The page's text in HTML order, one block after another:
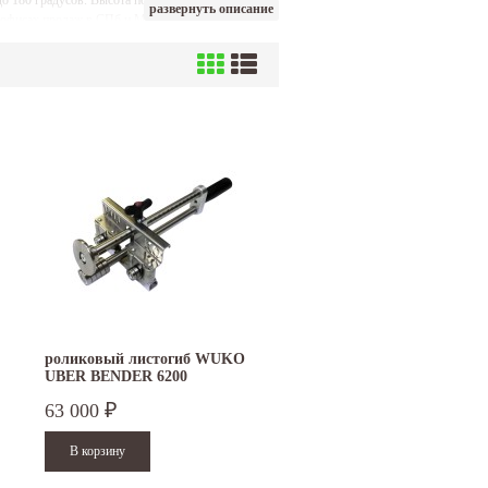
офисах продаж в СПб и Москве можно купить
развернуть описание
роликовый листогиб WUKO
UBER BENDER 6200
63 000 ₽